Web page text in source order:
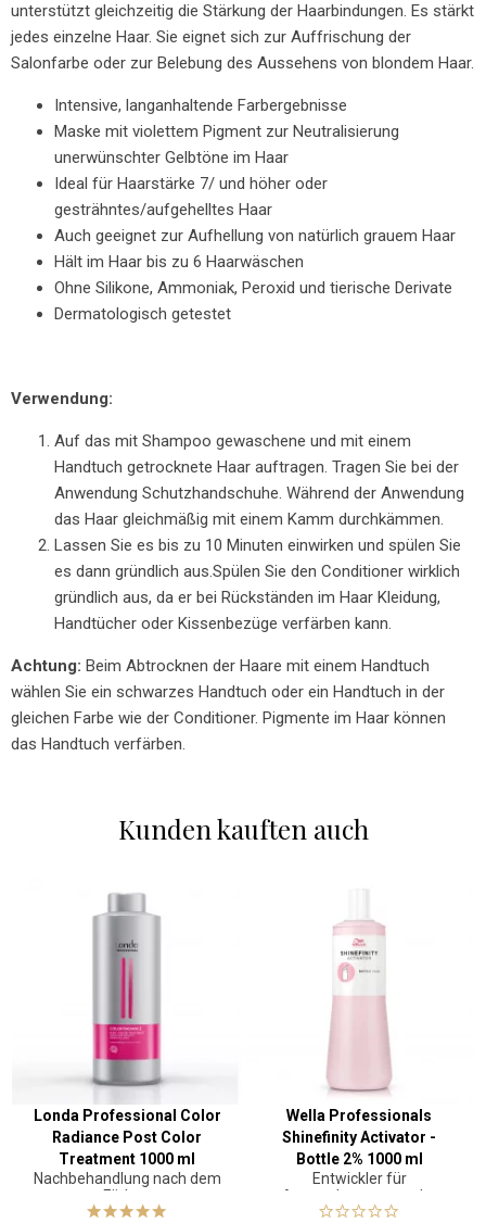
unterstützt gleichzeitig die Stärkung der Haarbindungen. Es stärkt
jedes einzelne Haar. Sie eignet sich zur Auffrischung der
Salonfarbe oder zur Belebung des Aussehens von blondem Haar.
Intensive, langanhaltende Farbergebnisse
Maske mit violettem Pigment zur Neutralisierung
unerwünschter Gelbtöne im Haar
Ideal für Haarstärke 7/ und höher oder
gesträhntes/aufgehelltes Haar
Auch geeignet zur Aufhellung von natürlich grauem Haar
Hält im Haar bis zu 6 Haarwäschen
Ohne Silikone, Ammoniak, Peroxid und tierische Derivate
Dermatologisch getestet
Verwendung:
Auf das mit Shampoo gewaschene und mit einem
Handtuch getrocknete Haar auftragen. Tragen Sie bei der
Anwendung Schutzhandschuhe. Während der Anwendung
das Haar gleichmäßig mit einem Kamm durchkämmen.
Lassen Sie es bis zu 10 Minuten einwirken und spülen Sie
es dann gründlich aus.Spülen Sie den Conditioner wirklich
gründlich aus, da er bei Rückständen im Haar Kleidung,
Handtücher oder Kissenbezüge verfärben kann.
Achtung: Beim Abtrocknen der Haare mit einem Handtuch
wählen Sie ein schwarzes Handtuch oder ein Handtuch in der
gleichen Farbe wie der Conditioner. Pigmente im Haar können
das Handtuch verfärben.
Kunden kauften auch
Londa Professional Color
Radiance Post Color
Treatment 1000 ml
Nachbehandlung nach dem
Färben
Wella Professionals
Shinefinity Activator -
Bottle 2% 1000 ml
Entwickler für
Anwendungen aus der
Flasche